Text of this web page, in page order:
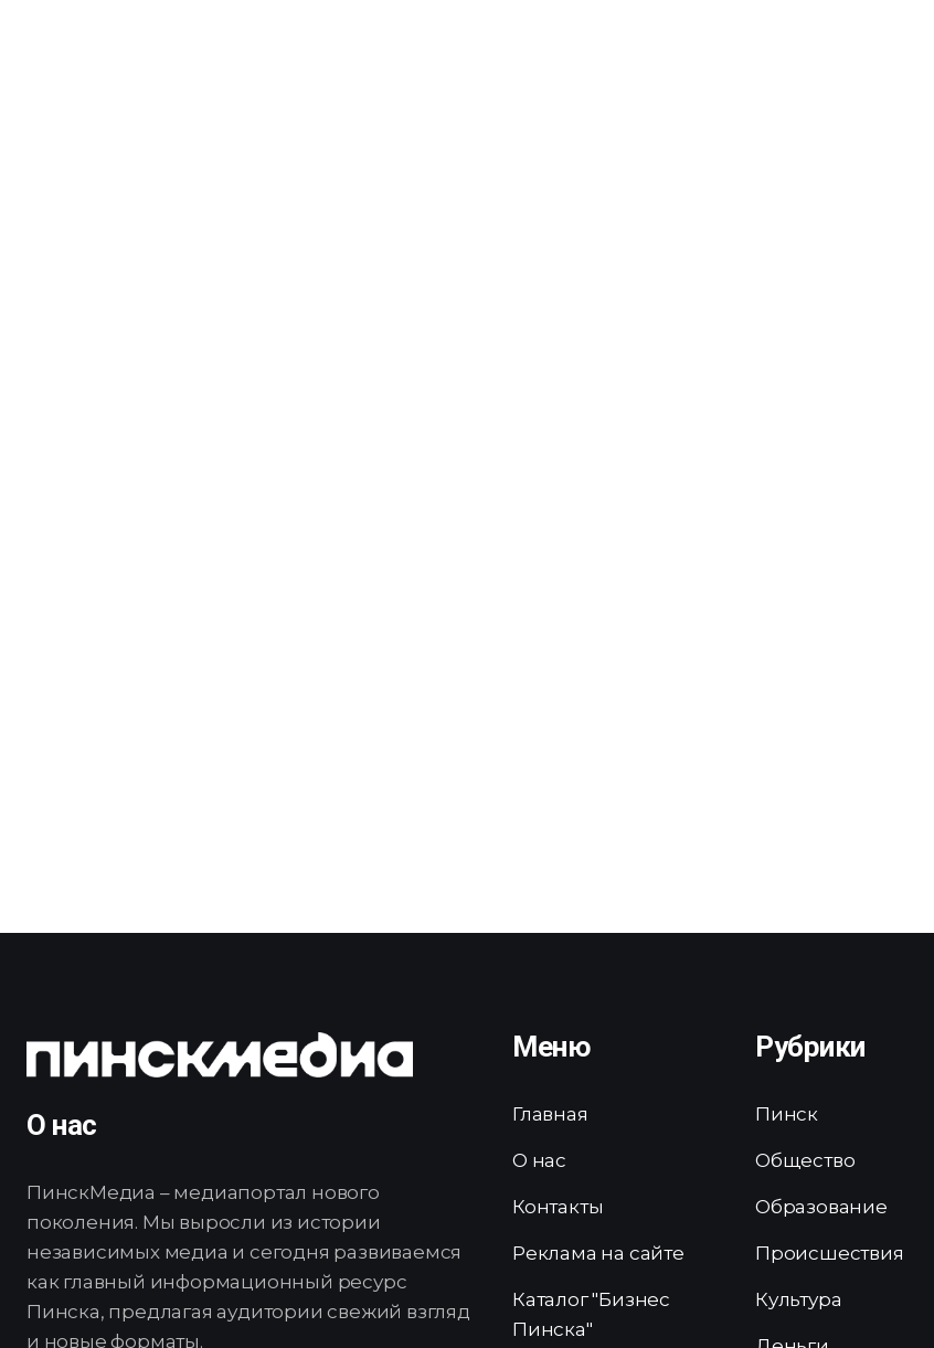
О нас
ПинскМедиа – медиапортал нового
поколения. Мы выросли из истории
независимых медиа и сегодня развиваемся
как главный информационный ресурс
Пинска, предлагая аудитории свежий взгляд
и новые форматы.
Меню
Главная
О нас
Контакты
Реклама на сайте
Каталог "Бизнес
Пинска"
Рубрики
Пинск
Общество
Образование
Происшествия
Культура